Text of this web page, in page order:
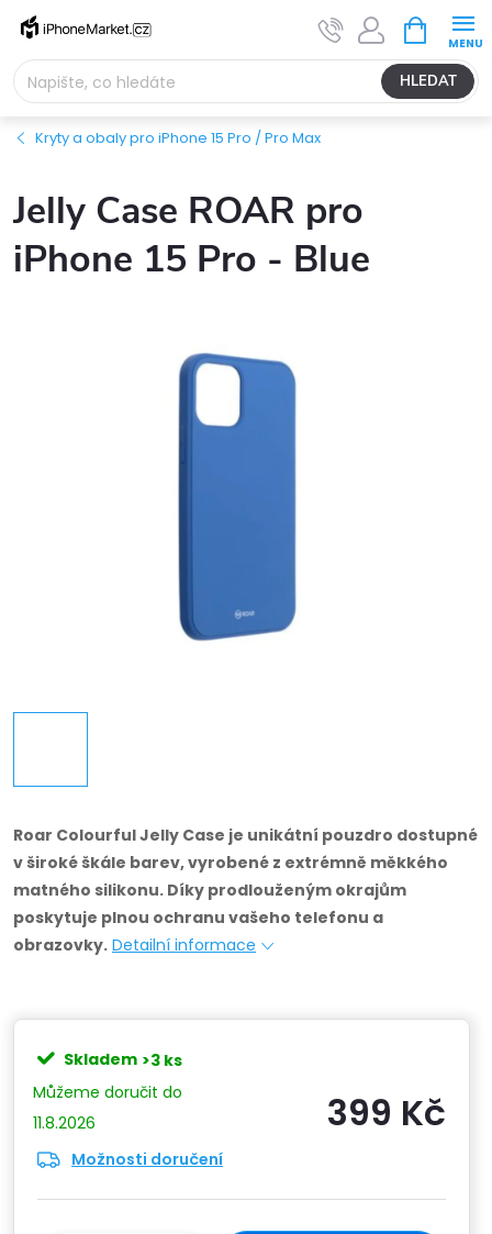
Přejít
obsah
HLEDAT
NÁKUPNÍ
KOŠÍK
Kryty a obaly pro iPhone 15 Pro / Pro Max
Jelly Case ROAR pro
iPhone 15 Pro - Blue
Roar Colourful Jelly Case je unikátní pouzdro dostupné
v široké škále barev, vyrobené z extrémně měkkého
matného silikonu. Díky prodlouženým okrajům
poskytuje plnou ochranu vašeho telefonu a
obrazovky. Detailní informace
Skladem >3 ks
11.8.2026
Možnosti doručení
399 Kč